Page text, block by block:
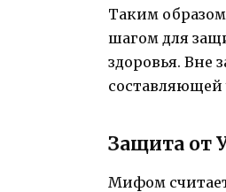
Таким
шагом для
здоровья. Вне
составляющей
Защита от
Мифом